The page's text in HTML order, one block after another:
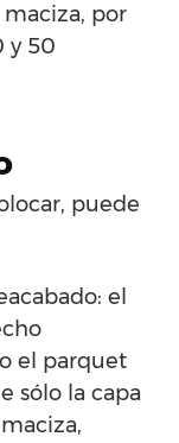
por
y 50
puede
el
el parquet
sólo la capa